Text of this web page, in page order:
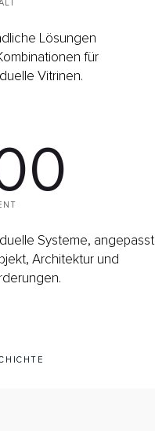
Lösungen
für
Vitrinen.
Systeme, angepasst
Architektur und